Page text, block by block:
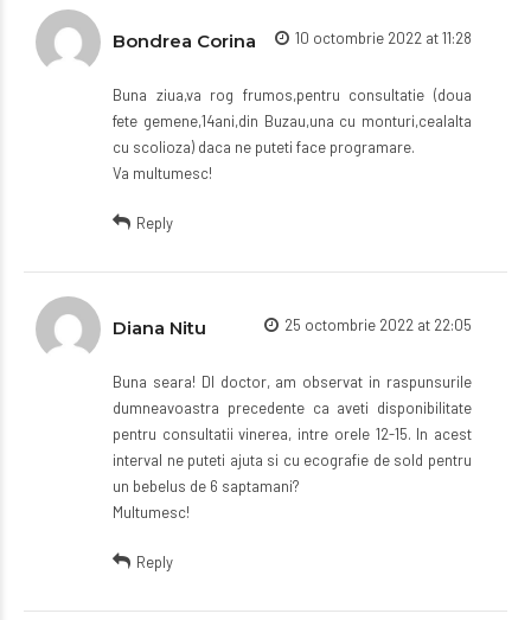
Bondrea Corina 10 octombrie 2022 at 11:28
Buna ziua,va rog frumos,pentru consultatie (doua
fete gemene,14ani,din Buzau,una cu monturi,cealalta
cu scolioza) daca ne puteti face programare.
Va multumesc!
Reply
Diana Nitu 25 octombrie 2022 at 22:05
Buna seara! Dl doctor, am observat in raspunsurile
dumneavoastra precedente ca aveti disponibilitate
pentru consultatii vinerea, intre orele 12-15. In acest
interval ne puteti ajuta si cu ecografie de sold pentru
un bebelus de 6 saptamani?
Multumesc!
Reply